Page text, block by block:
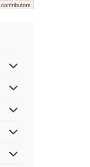
contributors